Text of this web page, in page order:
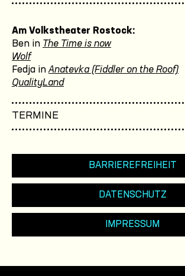
Am Volkstheater Rostock:
Ben in The Time is now
Wolf
Fedja in Anatevka (Fiddler on the Roof)
QualityLand
TERMINE
BARRIEREFREIHEIT
DATENSCHUTZ
IMPRESSUM